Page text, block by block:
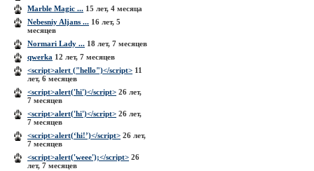
Marble Magic ... 15 лет, 4 месяца
Nebesniy Aljans ... 16 лет, 5
месяцев
Normari Lady ... 18 лет, 7 месяцев
qwerka 12 лет, 7 месяцев
<script>alert ("hello")</script> 11
лет, 6 месяцев
<script>alert('hi')</script> 26 лет,
7 месяцев
<script>alert('hi')</script> 26 лет,
7 месяцев
<script>alert(‘hi!’)</script> 26 лет,
7 месяцев
<script>alert('weee');</script> 26
лет, 7 месяцев